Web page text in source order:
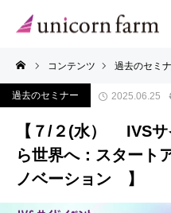
コンテンツ 過去のセミ
過去のセミナー 2025.06.25
【７/２(水） IVS
ら世界へ：スタート
ノベーション 】